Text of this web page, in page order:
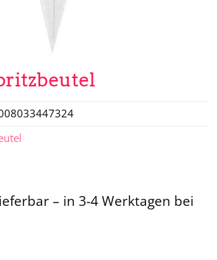
– in 3-4 Werktagen bei